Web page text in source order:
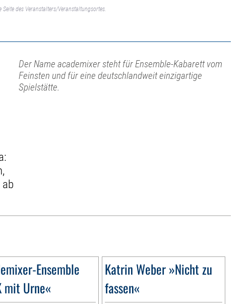
des Veranstalters/Veranstaltungsortes.
Der Name academixer steht für Ensemble-Kabarett vom
Feinsten und für eine deutschlandweit einzigartige
Spielstätte.
Ensemble
mit Urne«
Katrin Weber »Nicht zu
fassen«